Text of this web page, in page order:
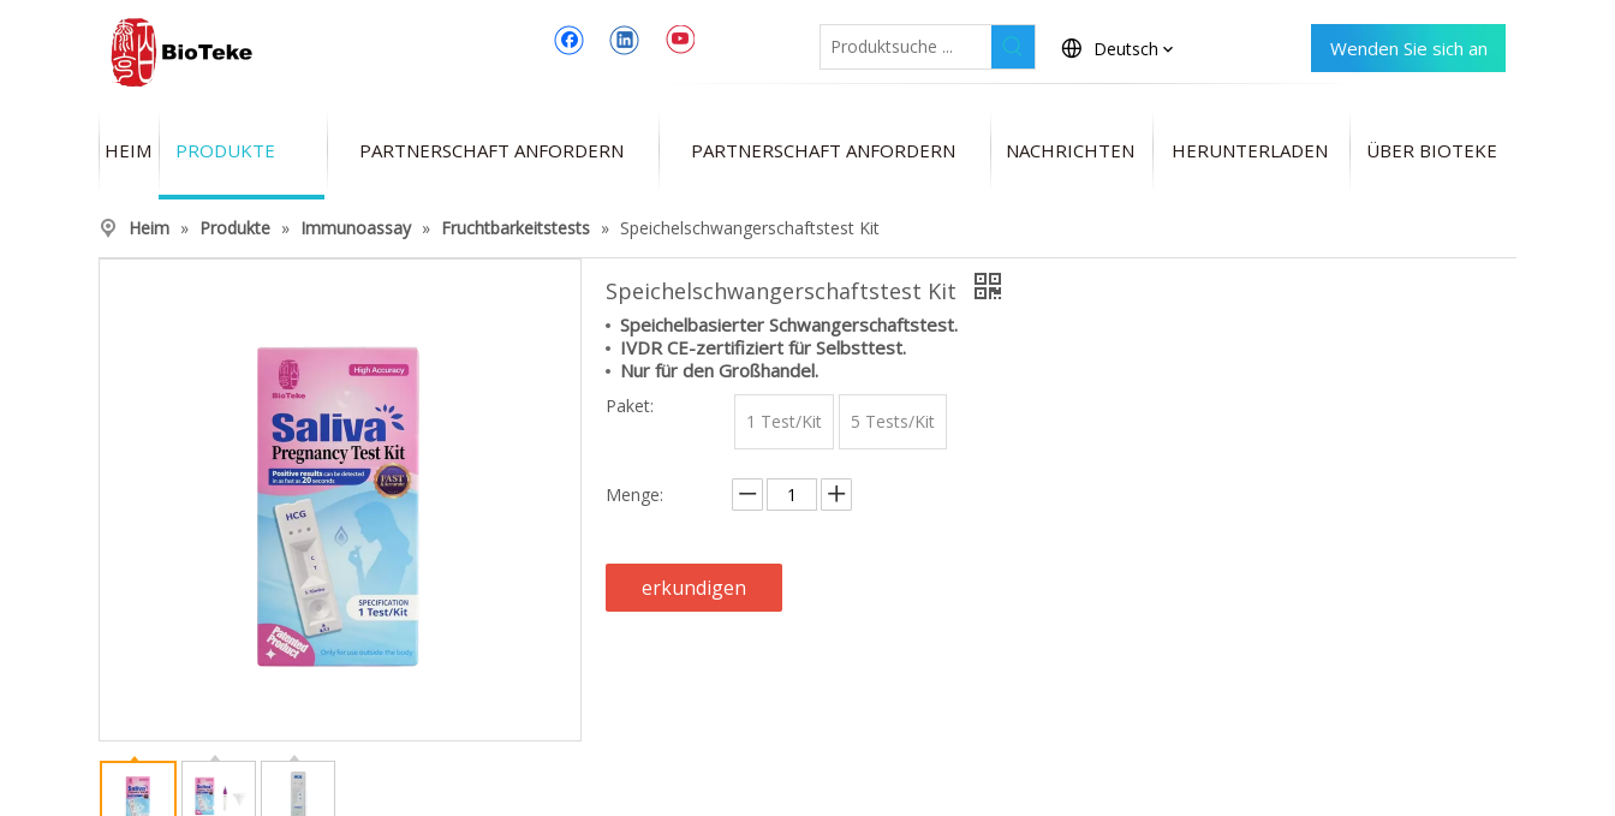
Deutsch
Wenden Sie sich an
HEIM PRODUKTE PARTNERSCHAFT ANFORDERN PARTNERSCHAFT ANFORDERN NACHRICHTEN HERUNTERLADEN ÜBER BIOTEKE
Heim » Produkte » Immunoassay » Fruchtbarkeitstests » Speichelschwangerschaftstest Kit
Speichelschwangerschaftstest Kit
Speichelbasierter Schwangerschaftstest.
IVDR CE-zertifiziert für Selbsttest.
Nur für den Großhandel.
Paket:
1 Test/Kit 5 Tests/Kit
Menge:
erkundigen